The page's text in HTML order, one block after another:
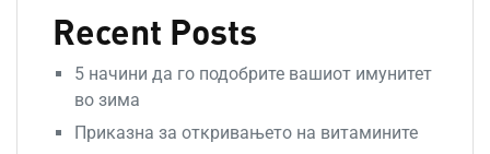
Recent Posts
5 начини да го подобрите вашиот имунитет
во зима
Приказна за откривањето на витамините